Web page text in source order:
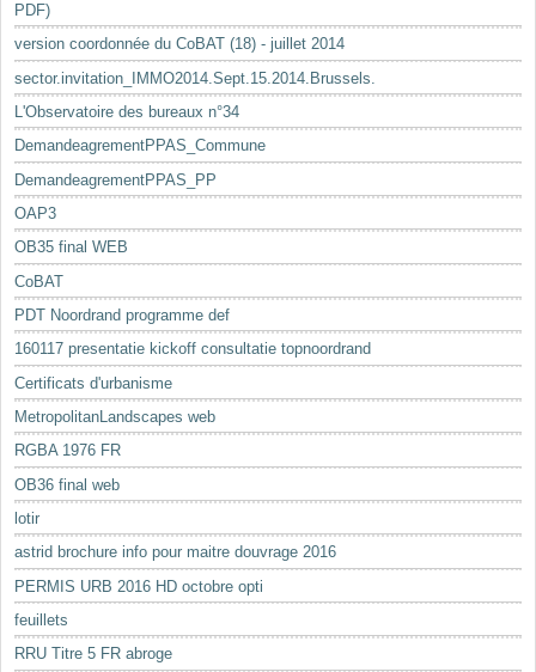
PDF)
version coordonnée du CoBAT (18) - juillet 2014
sector.invitation_IMMO2014.Sept.15.2014.Brussels.
L'Observatoire des bureaux n°34
DemandeagrementPPAS_Commune
DemandeagrementPPAS_PP
OAP3
OB35 final WEB
CoBAT
PDT Noordrand programme def
160117 presentatie kickoff consultatie topnoordrand
Certificats d'urbanisme
MetropolitanLandscapes web
RGBA 1976 FR
OB36 final web
lotir
astrid brochure info pour maitre douvrage 2016
PERMIS URB 2016 HD octobre opti
feuillets
RRU Titre 5 FR abroge